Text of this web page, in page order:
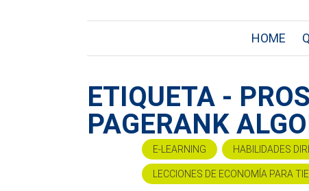
HOME
ETIQUETA -
PAGERANK
E-LEARNING HABILIDADES
LECCIONES DE ECONOMÍA PARA